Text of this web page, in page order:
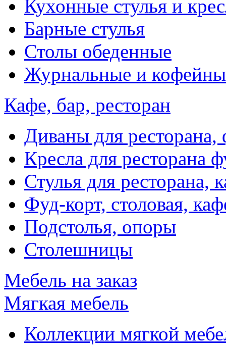
Кухонные стулья и
Барные стулья
Столы обеденные
Журнальные и
Кафе, бар, ресторан
Диваны для ресторана,
Кресла для ресторана
Стулья для ресторана,
Фуд-корт, столовая,
Подстолья, опоры
Столешницы
Мебель на заказ
Мягкая мебель
Коллекции мягкой